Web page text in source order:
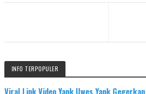
INFO TERPOPULER
Viral Link Video Yank Uwes Yank